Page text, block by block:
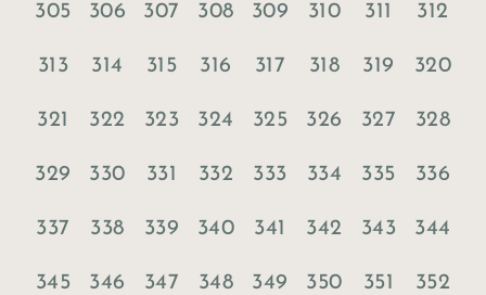
305 306 307 308 309 310 311 312
313 314 315 316 317 318 319 320
321 322 323 324 325 326 327 328
329 330 331 332 333 334 335 336
337 338 339 340 341 342 343 344
345 346 347 348 349 350 351 352